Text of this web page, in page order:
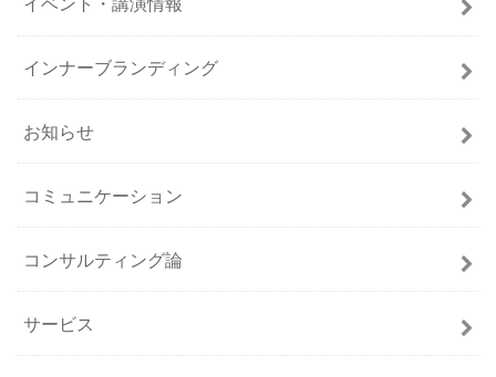
インナーブランディング
お知らせ
コミュニケーション
コンサルティング論
サービス